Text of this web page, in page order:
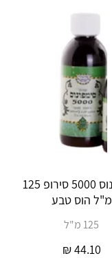
סימפונוס 5000 סירופ 125
מ"ל הוס טבע
125 מ"ל
44.10
₪